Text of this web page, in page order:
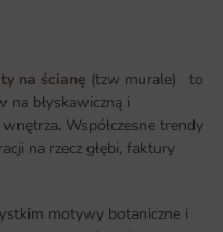
na ścianę (tzw murale) to
na błyskawiczną i
. Współczesne trendy
na rzecz głębi, faktury
motywy botaniczne i